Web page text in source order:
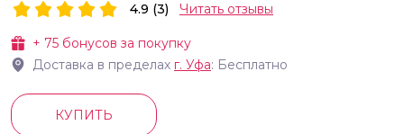
+ 75 бонусов за покупку
Доставка в пределах г. Уфа: Бесплатно
4.9 (3) Читать отзывы
КУПИТЬ